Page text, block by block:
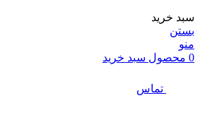
سبد خرید
بستن
منو
0 محصول سبد خرید
تماس